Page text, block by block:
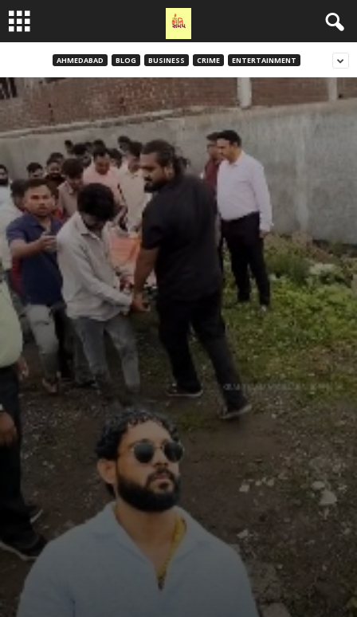
AHMEDABAD BLOG BUSINESS CRIME ENTERTAINMENT